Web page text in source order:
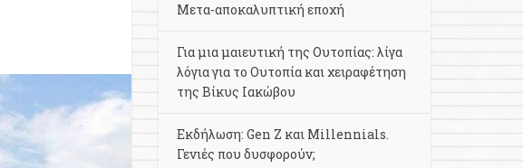
Μετα-αποκαλυπτική εποχή
Για μια μαιευτική της Ουτοπίας: λίγα
λόγια για το Ουτοπία και χειραφέτηση
της Βίκυς Ιακώβου
Εκδήλωση: Gen Z και Millennials.
Γενιές που δυσφορούν;